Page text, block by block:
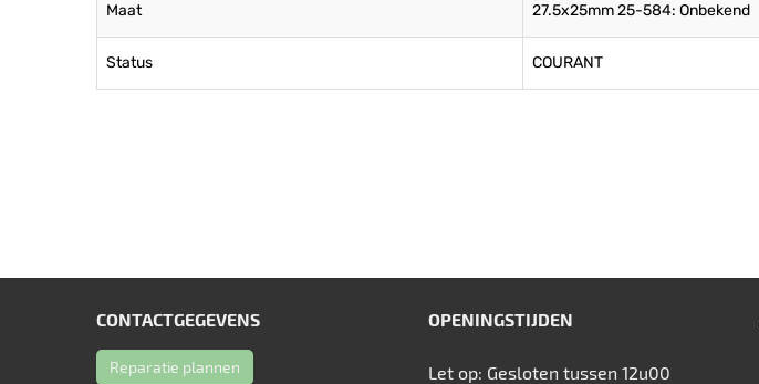
Maat 27.5x25mm 25-584: Onbekend
Status COURANT
CONTACTGEGEVENS
Reparatie plannen
OPENINGSTIJDEN
Let op: Gesloten tussen 12u00